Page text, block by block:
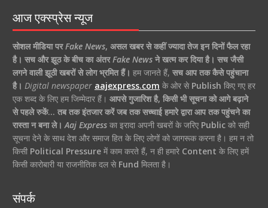
आज एक्स्प्रेस न्यूज
सोशल मीडिया पर Fake News, असल खबर से कहीं ज्यादा तेज इन दिनों फैल रहा
है। सच और झूठ के बीच का अंतर Fake Newsने खत्म कर दिया है। सच जैसी
लगने वाली झूठी खबरों से लोग भ्रमित हैं। हम जानते हैं, सच आप तक कैसे पहुंचाना
है। Digital newspaper aajexpress.com के ओर से Publish किए गए हर
एक शब्द के लिए हम जिम्मेदार हैं। आपसे गुजारिश है, किसी भी सूचना को आगे बढ़ाने
से पहले रुकें… तब तक इंतजार करें जब तक सच्चाई हमारे द्वारा आप तक पहुंचने का
रास्ता न बना ले। Aaj Expressका इरादा अपनी खबरों के जरिए Publicको सही
सूचना देने के साथ देश और समाज हित के लिए लोगों को जागरूक करना है। हम न तो
किसी Political Pressureमें काम करते हैं, न ही हमारे Content के लिए हमें
किसी कारोबारी या राजनीतिक दल से Fund मिलता है।
संपर्क